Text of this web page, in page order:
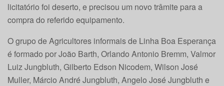
licitatório foi deserto, e precisou um novo trâmite para a
compra do referido equipamento.
O grupo de Agricultores informais de Linha Boa Esperança
é formado por João Barth, Orlando Antonio Bremm, Valmor
Luiz Jungbluth, Gilberto Edson Nicodem, Wilson José
Muller, Márcio André Jungbluth, Angelo José Jungbluth e